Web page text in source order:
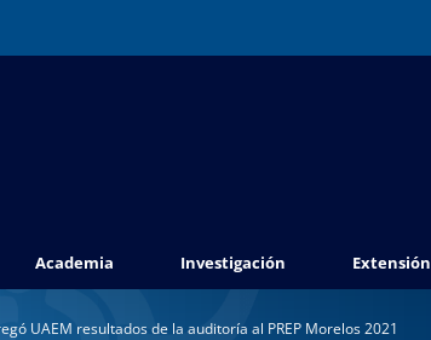
Academia Investigación Extensión
UAEM resultados de la auditoría al PREP Morelos 2021